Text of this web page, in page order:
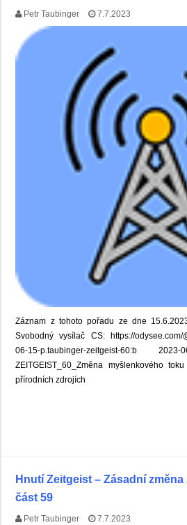
Petr Taubinger 7.7.2023
Záznam z tohoto pořadu ze dne
Svobodný vysílač CS: https://odysee.com/
06-15-p.taubinger-zeitgeist-60:b
ZEITGEIST_60_Změna myšlenkového
přírodních zdrojích
Hnutí Zeitgeist – Zásadní
část 59
Petr Taubinger 7.7.2023